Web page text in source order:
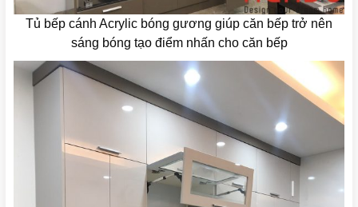
Tủ bếp cánh Acrylic bóng gương giúp căn bếp trở nên
sáng bóng tạo điểm nhấn cho căn bếp